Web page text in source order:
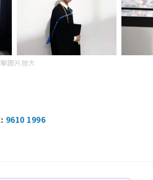
圖片放大
9610 1996